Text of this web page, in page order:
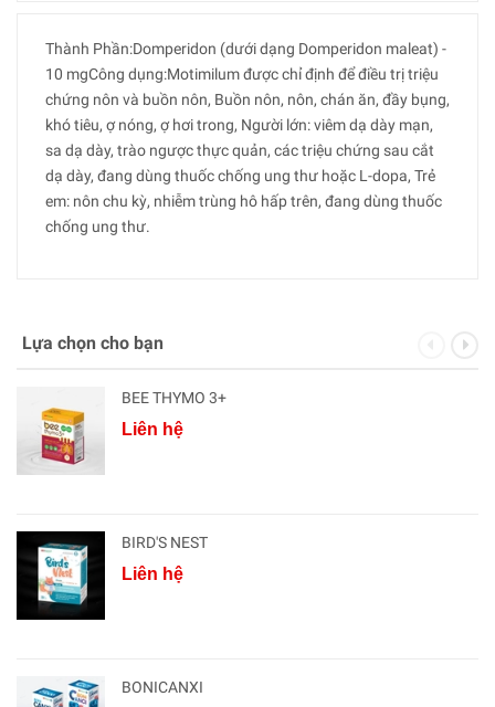
Thành Phần:Domperidon (dưới dạng Domperidon maleat) -
10 mgCông dụng:Motimilum được chỉ định để điều trị triệu
chứng nôn và buồn nôn, Buồn nôn, nôn, chán ăn, đầy bụng,
khó tiêu, ợ nóng, ợ hơi trong, Người lớn: viêm dạ dày mạn,
sa dạ dày, trào ngược thực quản, các triệu chứng sau cắt
dạ dày, đang dùng thuốc chống ung thư hoặc L-dopa, Trẻ
em: nôn chu kỳ, nhiễm trùng hô hấp trên, đang dùng thuốc
chống ung thư.
Lựa chọn cho bạn
BEE THYMO 3+
Liên hệ
BIRD'S NEST
Liên hệ
BONICANXI